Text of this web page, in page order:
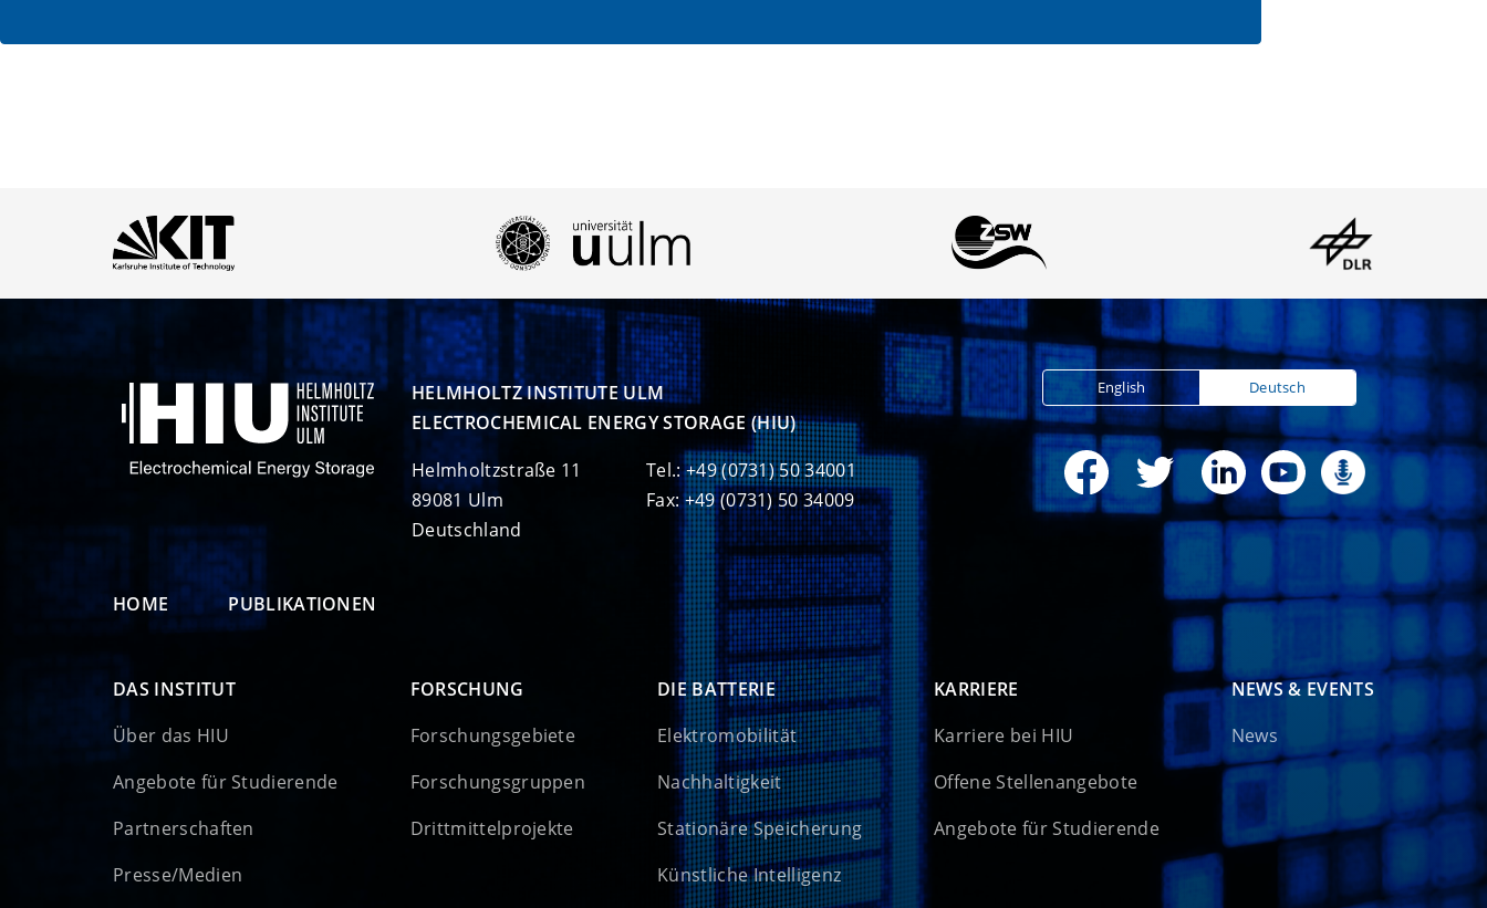
HELMHOLTZ INSTITUTE ULM
ELECTROCHEMICAL ENERGY STORAGE (HIU)
Helmholtzstraße 11
89081 Ulm
Deutschland
Tel.: +49 (0731) 50 34001
Fax: +49 (0731) 50 34009
English Deutsch
HOME PUBLIKATIONEN
DAS INSTITUT
Über das HIU
Angebote für Studierende
Partnerschaften
Presse/Medien
FORSCHUNG
Forschungsgebiete
Forschungsgruppen
Drittmittelprojekte
DIE BATTERIE
Elektromobilität
Nachhaltigkeit
Stationäre Speicherung
Künstliche Intelligenz
KARRIERE
Karriere bei HIU
Offene Stellenangebote
Angebote für Studierende
NEWS & EVENTS
News